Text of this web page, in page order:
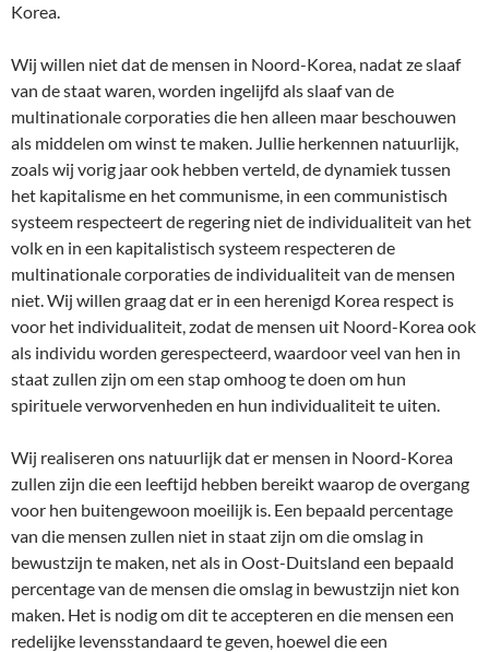
Korea.
Wij willen niet dat de mensen in Noord-Korea, nadat ze slaaf
van de staat waren, worden ingelijfd als slaaf van de
multinationale corporaties die hen alleen maar beschouwen
als middelen om winst te maken. Jullie herkennen natuurlijk,
zoals wij vorig jaar ook hebben verteld, de dynamiek tussen
het kapitalisme en het communisme, in een communistisch
systeem respecteert de regering niet de individualiteit van het
volk en in een kapitalistisch systeem respecteren de
multinationale corporaties de individualiteit van de mensen
niet. Wij willen graag dat er in een herenigd Korea respect is
voor het individualiteit, zodat de mensen uit Noord-Korea ook
als individu worden gerespecteerd, waardoor veel van hen in
staat zullen zijn om een stap omhoog te doen om hun
spirituele verworvenheden en hun individualiteit te uiten.
Wij realiseren ons natuurlijk dat er mensen in Noord-Korea
zullen zijn die een leeftijd hebben bereikt waarop de overgang
voor hen buitengewoon moeilijk is. Een bepaald percentage
van die mensen zullen niet in staat zijn om die omslag in
bewustzijn te maken, net als in Oost-Duitsland een bepaald
percentage van de mensen die omslag in bewustzijn niet kon
maken. Het is nodig om dit te accepteren en die mensen een
redelijke levensstandaard te geven, hoewel die een